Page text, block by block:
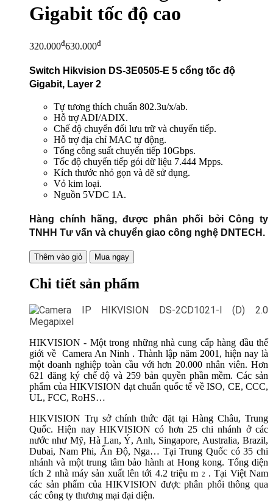
Gigabit tốc độ cao
320.000đ630.000đ
Switch Hikvision DS-3E0505-E 5 cổng tốc độ
Gigabit, Layer 2
Tự tương thích chuẩn 802.3u/x/ab.
Hỗ trợ ADI/ADIX.
Chế độ chuyển đổi lưu trữ và chuyển tiếp.
Hỗ trợ địa chỉ MAC tự động.
Tổng công suất chuyển tiếp 10Gbps.
Tốc độ chuyển tiếp gói dữ liệu 7.444 Mpps.
Kích thước nhỏ gọn và dẽ sử dụng.
Vỏ kim loại.
Nguồn 5VDC 1A.
Hàng chính hãng, được phân phối bởi Công ty
TNHH Tư vấn và chuyển giao công nghệ DNTECH.
Thêm vào giỏ Mua ngay
Chi tiết sản phẩm
HIKVISION - Một trong những nhà cung cấp hàng đầu thế
giới về Camera An Ninh . Thành lập năm 2001, hiện nay là
một doanh nghiệp toàn cầu với hơn 20.000 nhân viên. Hơn
621 đăng ký chế độ và 259 bản quyền phần mềm. Các sản
phẩm của HIKVISION đạt chuẩn quốc tế về ISO, CE, CCC,
UL, FCC, RoHS…
HIKVISION Trụ sở chính thức đặt tại Hàng Châu, Trung
Quốc. Hiện nay HIKVISION có hơn 25 chi nhánh ở các
nước như Mỹ, Hà Lan, Ý, Anh, Singapore, Australia, Brazil,
Dubai, Nam Phi, Ấn Độ, Nga… Tại Trung Quốc có 35 chi
nhánh và một trung tâm bảo hành at Hong kong. Tổng diện
tích 2 nhà máy sản xuất lên tới 4.2 triệu m 2
. Tại Việt Nam
các sản phẩm của HIKVISION được phân phối thông qua
các công ty thương mại đại diện.